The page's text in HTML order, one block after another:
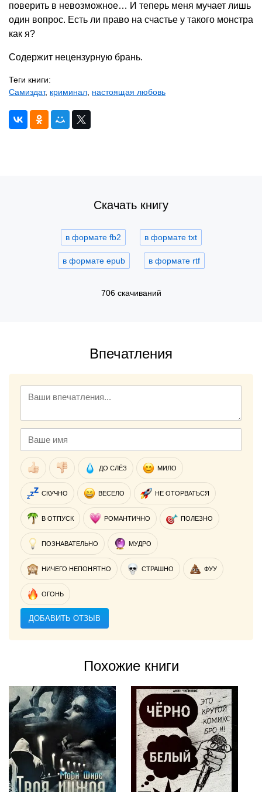
поверить в невозможное… И теперь меня мучает лишь
один вопрос. Есть ли право на счастье у такого монстра
как я?
Содержит нецензурную брань.
Теги книги:
Самиздат, криминал, настоящая любовь
Скачать книгу
в формате fb2 в формате txt
в формате epub в формате rtf
706 скачиваний
Впечатления
ДО СЛЁЗ МИЛО
СКУЧНО ВЕСЕЛО НЕ ОТОРВАТЬСЯ
В ОТПУСК РОМАНТИЧНО ПОЛЕЗНО
ПОЗНАВАТЕЛЬНО МУДРО
НИЧЕГО НЕПОНЯТНО СТРАШНО ФУУ
ОГОНЬ
ДОБАВИТЬ ОТЗЫВ
Похожие книги